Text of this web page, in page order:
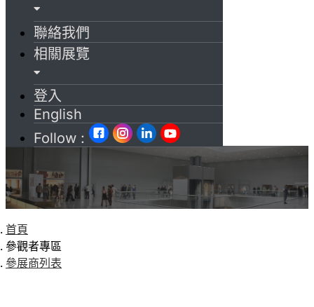
聯絡我們
相關展覽
登入
English
Follow :
首頁
參觀者專區
參展商列表